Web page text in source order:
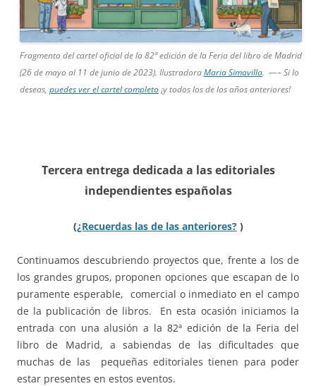
Fragmento del cartel oficial de la 82ª edición de la Feria del libro de Madrid
(26 de mayo al 11 de junio de 2023). IlustradoraMaria Simavilla. —– Si lo
deseas, puedes ver el cartel completo¡y todos los de los años anteriores!
Tercera entrega dedicada a laseditoriales
independientes españolas
(¿Recuerdas las de las anteriores?)
Continuamos descubriendo proyectos que, frente a los de
los grandes grupos, proponen opciones que escapan de lo
puramente esperable, comercial o inmediato en el campo
de la publicación de libros. En esta ocasión iniciamos la
entrada con una alusión a la 82ª edición de la Feria del
libro de Madrid, a sabiendas de las dificultades que
muchas de las pequeñas editoriales tienen para poder
estar presentes en estos eventos.